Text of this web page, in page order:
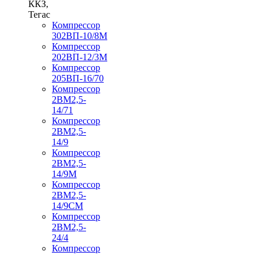
ККЗ,
Тегас
Компрессор
302ВП-10/8М
Компрессор
202ВП-12/3М
Компрессор
205ВП-16/70
Компрессор
2ВМ2,5-
14/71
Компрессор
2ВМ2,5-
14/9
Компрессор
2ВМ2,5-
14/9М
Компрессор
2ВМ2,5-
14/9СМ
Компрессор
2ВМ2,5-
24/4
Компрессор